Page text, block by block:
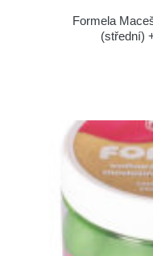
Formela
(střední)